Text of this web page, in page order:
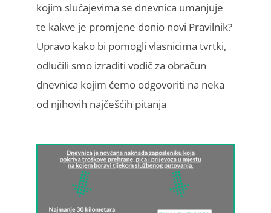
kojim slučajevima se dnevnica umanjuje
te kakve je promjene donio novi Pravilnik?
Upravo kako bi pomogli vlasnicima tvrtki,
odlučili smo izraditi vodič za obračun
dnevnica kojim ćemo odgovoriti na neka
od njihovih najčešćih pitanja